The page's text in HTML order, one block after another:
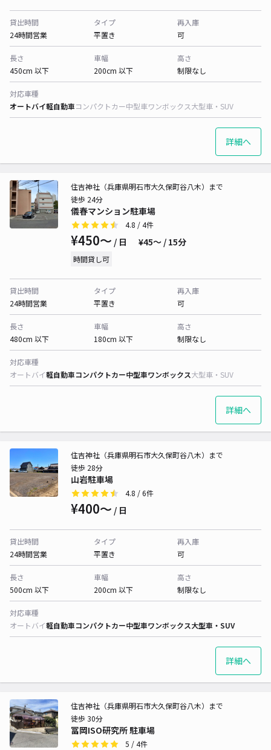
貸出時間
24時間営業
タイプ
平置き
再入庫
可
長さ
450cm 以下
車幅
200cm 以下
高さ
制限なし
対応車種
オートバイ軽自動車コンパクトカー中型車ワンボックス大型車・SUV
詳細へ
儀春マンション駐車場
住吉神社（兵庫県明石市大久保町谷八木）まで
徒歩 24分
4.8 / 4件
¥450〜 / 日 ¥45〜 / 15分
時間貸し可
貸出時間
24時間営業
タイプ
平置き
再入庫
可
長さ
480cm 以下
車幅
180cm 以下
高さ
制限なし
対応車種
オートバイ軽自動車コンパクトカー中型車ワンボックス大型車・SUV
詳細へ
山岩駐車場
住吉神社（兵庫県明石市大久保町谷八木）まで
徒歩 28分
4.8 / 6件
¥400〜 / 日
貸出時間
24時間営業
タイプ
平置き
再入庫
可
長さ
500cm 以下
車幅
200cm 以下
高さ
制限なし
対応車種
オートバイ軽自動車コンパクトカー中型車ワンボックス大型車・SUV
詳細へ
冨岡ISO研究所 駐車場
住吉神社（兵庫県明石市大久保町谷八木）まで
徒歩 30分
5 / 4件